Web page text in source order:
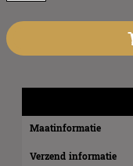
Maatinformatie
Verzend informatie